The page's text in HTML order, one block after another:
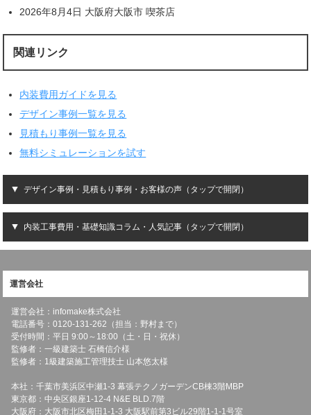
2026年8月4日 大阪府大阪市 喫茶店
関連リンク
内装費用ガイドを見る
デザイン事例一覧を見る
見積もり事例一覧を見る
無料シミュレーションを試す
デザイン事例・見積もり事例・お客様の声（タップで開閉）
内装工事費用・基礎知識コラム・人気記事（タップで開閉）
運営会社
運営会社：infomake株式会社
電話番号：0120-131-262（担当：野村まで）
受付時間：平日 9:00～18:00（土・日・祝休）
監修者：一級建築士 石橋信介様
監修者：1級建築施工管理技士 山本悠太様
本社：千葉市美浜区中瀬1-3 幕張テクノガーデンCB棟3階MBP
東京都：中央区銀座1-12-4 N&E BLD.7階
大阪府：大阪市北区梅田1-1-3 大阪駅前第3ビル29階1-1-1号室